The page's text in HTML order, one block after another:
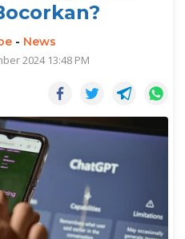
- News
2024 13:48 PM